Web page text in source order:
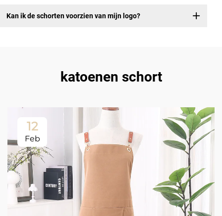
Kan ik de schorten voorzien van mijn logo?
katoenen schort
12
Feb